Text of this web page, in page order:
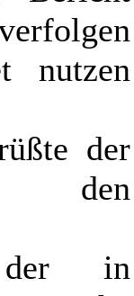
nutzen
der
den
der in